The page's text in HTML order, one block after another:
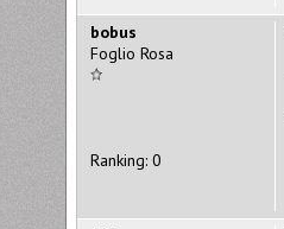
bobus
Foglio Rosa
Ranking: 0